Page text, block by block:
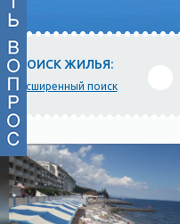
ПОИСК ЖИЛЬЯ:
расширенный поиск